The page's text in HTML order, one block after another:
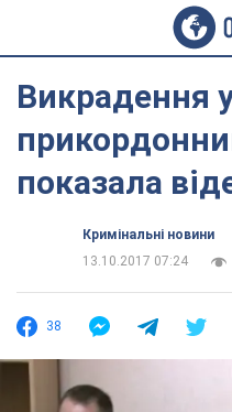
Викрадення
показала
Кримінальні новини
13.10.2017 07:24
38